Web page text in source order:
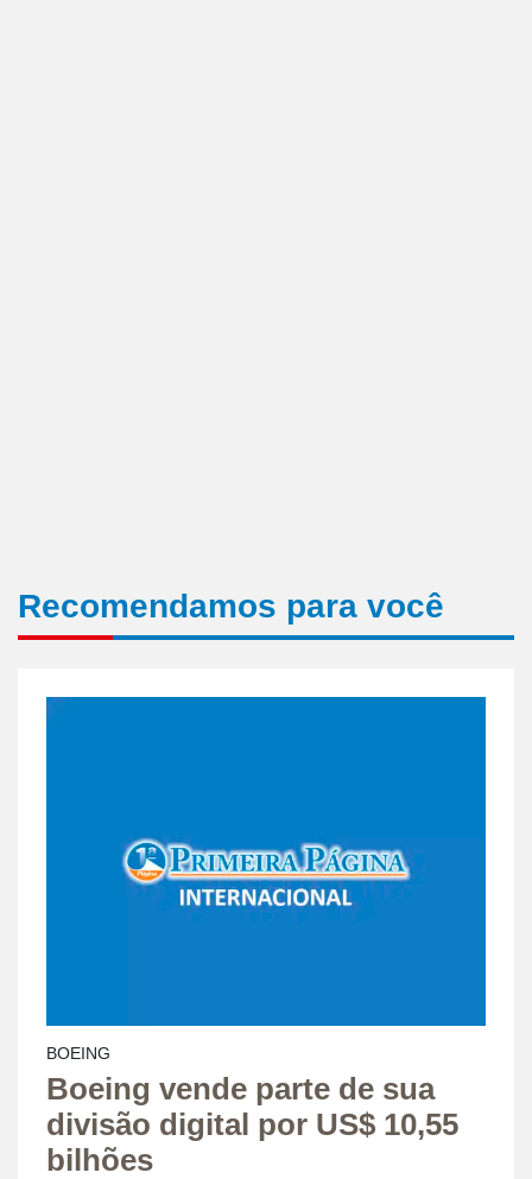
Recomendamos para você
BOEING
Boeing vende parte de sua
divisão digital por US$ 10,55
bilhões